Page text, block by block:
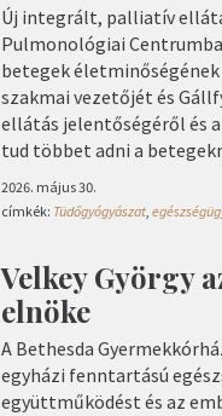
Új integrált, palliatív
Pulmonológiai
betegek
szakmai vezetőjét és
ellátás jelentőségéről és
tud többet adni a
2026. május 30.
címkék: Tüdőgyógyászat,
Velkey György
elnöke
A Bethesda
egyházi fenntartású
együttműködést és az